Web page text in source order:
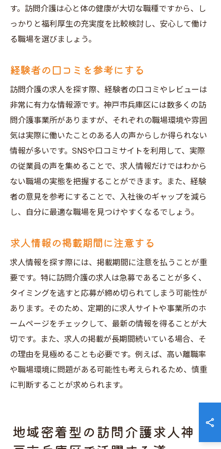
す。訪問介護は心と体の健康が大切な職種ですから、し
っかりと福利厚生の充実度を比較検討し、安心して働け
る職場を選びましょう。
経験者の口コミを参考にする
訪問介護の求人を探す際、経験者の口コミやレビューは
非常に有力な情報源です。神戸市兵庫区には数多くの訪
問介護事業所がありますが、それぞれの職場環境や雰囲
気は実際に働いたことのある人の声からしか得られない
情報が多いです。SNSや口コミサイトを利用して、実際
の従業員の声を集めることで、求人情報だけではわから
ない職場の実態を把握することができます。また、経験
者の意見を参考にすることで、入社後のギャップを減ら
し、自分に最適な職場を見つけやすくなるでしょう。
求人情報の掲載期間に注意する
求人情報を探す際には、掲載期間に注意を払うことが重
要です。特に訪問介護の求人は急募であることが多く、
タイミングを逃すと応募が締め切られてしまう可能性が
あります。そのため、定期的に求人サイトや事業所のホ
ームページをチェックして、最新の情報を得ることが大
切です。また、求人の掲載が長期間続いている場合、そ
の理由を見極めることも必要です。例えば、高い離職率
や職場環境に問題がある可能性も考えられるため、慎重
に判断することが求められます。
地域密着型の訪問介護求人神